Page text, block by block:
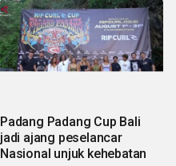
Padang Padang Cup Bali
jadi ajang peselancar
Nasional unjuk kehebatan